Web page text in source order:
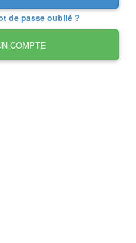
de passe oublié ?
COMPTE